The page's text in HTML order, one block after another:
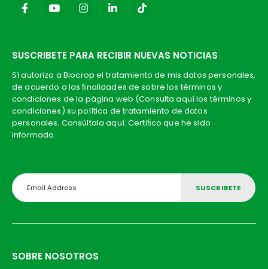
SUSCRIBETE PARA RECIBIR NUEVAS NOTICIAS
Sí autorizo a Biocrop el tratamiento de mis datos personales,
de acuerdo a las ﬁnalidades de sobre los términos y
condiciones de la página web (Consulta aquí los términos y
condiciones) su política de tratamiento de datos
personales. Consúltala aquí. Certiﬁco que he sido
informado.
SOBRE NOSOTROS